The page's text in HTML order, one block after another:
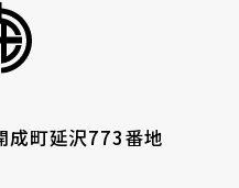
成町延沢773番地